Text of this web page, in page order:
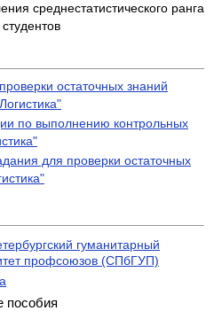
среднестатистического ранга
остаточных знаний
по выполнению контрольных
для проверки остаточных
гуманитарный
профсоюзов (СПбГУП)
пособия